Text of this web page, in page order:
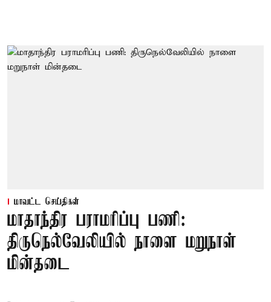
மாவட்ட செய்திகள்
மாதாந்திர பராமரிப்பு பணி:
திருநெல்வேலியில் நாளை மறுநாள்
மின்தடை